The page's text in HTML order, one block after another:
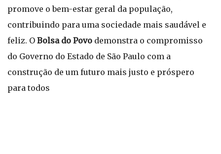
promove o bem-estar geral da população,
contribuindo para uma sociedade mais saudável e
feliz. O Bolsa do Povo demonstra o compromisso
do Governo do Estado de São Paulo com a
construção de um futuro mais justo e próspero
para todos